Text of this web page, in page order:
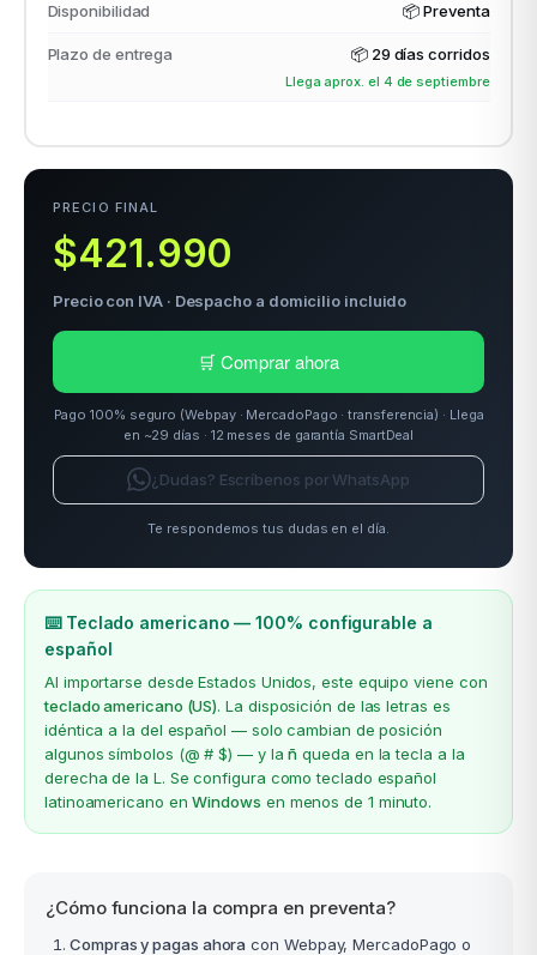
Disponibilidad 📦 Preventa
Plazo de entrega 📦 29 días corridos
Llega aprox. el 4 de septiembre
PRECIO FINAL
$421.990
Precio con IVA · Despacho a domicilio incluido
🛒 Comprar ahora
Pago 100% seguro (Webpay · MercadoPago · transferencia) · Llega
en ~29 días · 12 meses de garantía SmartDeal
¿Dudas? Escríbenos por WhatsApp
Te respondemos tus dudas en el día.
⌨️ Teclado americano — 100% configurable a
español
Al importarse desde Estados Unidos, este equipo viene con
teclado americano (US). La disposición de las letras es
idéntica a la del español — solo cambian de posición
algunos símbolos (@ # $) — y lañ queda en la tecla a la
derecha de la L. Se configura como teclado español
latinoamericano enWindows en menos de 1 minuto.
¿Cómo funciona la compra en preventa?
Compras y pagas ahora con Webpay, MercadoPago o